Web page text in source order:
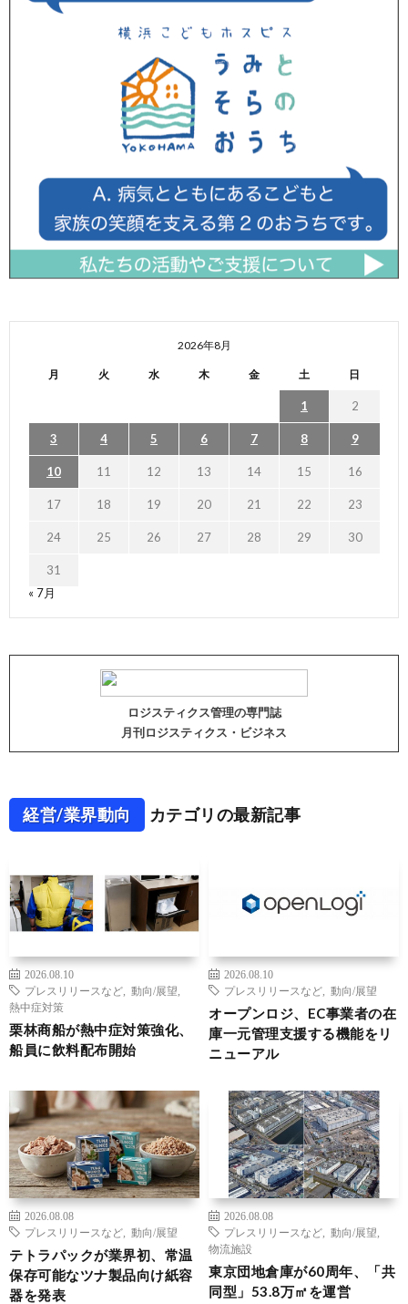
2026年8月
月 火 水 木 金 土 日
1 2
3 4 5 6 7 8 9
10 11 12 13 14 15 16
17 18 19 20 21 22 23
24 25 26 27 28 29 30
31
« 7月
ロジスティクス管理の専門誌
月刊ロジスティクス・ビジネス
経営/業界動向 カテゴリの最新記事
2026.08.10
プレスリリースなど
動向/展望
熱中症対策
栗林商船が熱中症対策強化、
船員に飲料配布開始
2026.08.10
プレスリリースなど
動向/展望
オープンロジ、EC事業者の在
庫一元管理支援する機能をリ
ニューアル
2026.08.08
プレスリリースなど
動向/展望
テトラパックが業界初、常温
保存可能なツナ製品向け紙容
器を発表
2026.08.08
プレスリリースなど
動向/展望
物流施設
東京団地倉庫が60周年、「共
同型」53.8万㎡を運営